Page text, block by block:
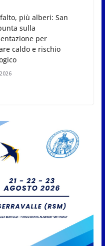
Marcinelle diventi
Civile San Marino.
attivazione
preliminare di
dal 3 al 9 agosto
Antiqua –
e storie del Titano”:
successo di
e di partecipazione